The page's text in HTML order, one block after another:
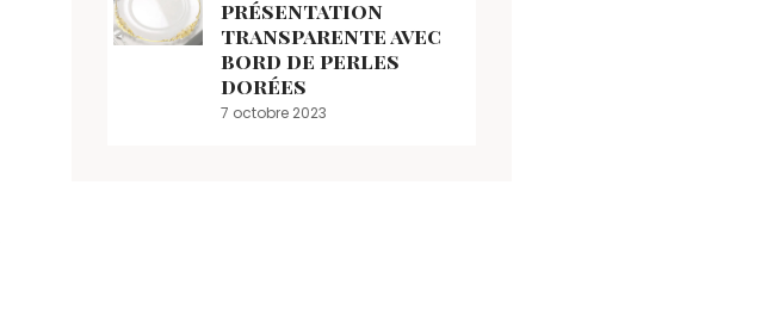
présentation
transparente avec
bord de perles
dorées
7 octobre 2023